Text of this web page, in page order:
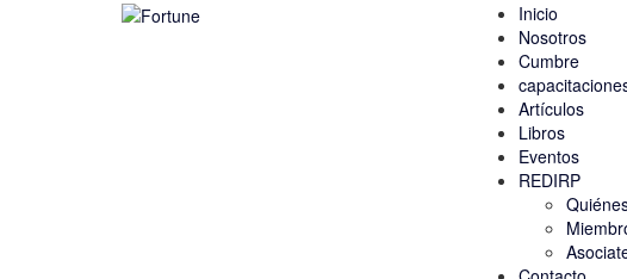
Inicio
Nosotros
Cumbre
Artículos
Libros
Eventos
REDIRP